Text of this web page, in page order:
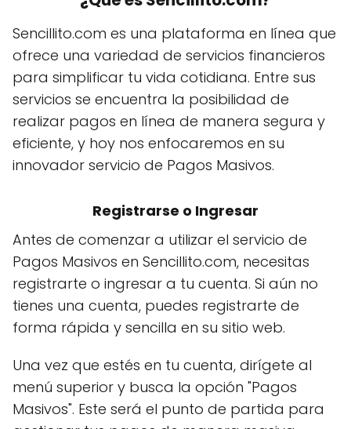
Sencillito.com es una plataforma en línea que
ofrece una variedad de servicios financieros
para simplificar tu vida cotidiana. Entre sus
servicios se encuentra la posibilidad de
realizar pagos en línea de manera segura y
eficiente, y hoy nos enfocaremos en su
innovador servicio de Pagos Masivos.
Registrarse o Ingresar
Antes de comenzar a utilizar el servicio de
Pagos Masivos en Sencillito.com, necesitas
registrarte o ingresar a tu cuenta. Si aún no
tienes una cuenta, puedes registrarte de
forma rápida y sencilla en su sitio web.
Una vez que estés en tu cuenta, dirígete al
menú superior y busca la opción "Pagos
Masivos". Este será el punto de partida para